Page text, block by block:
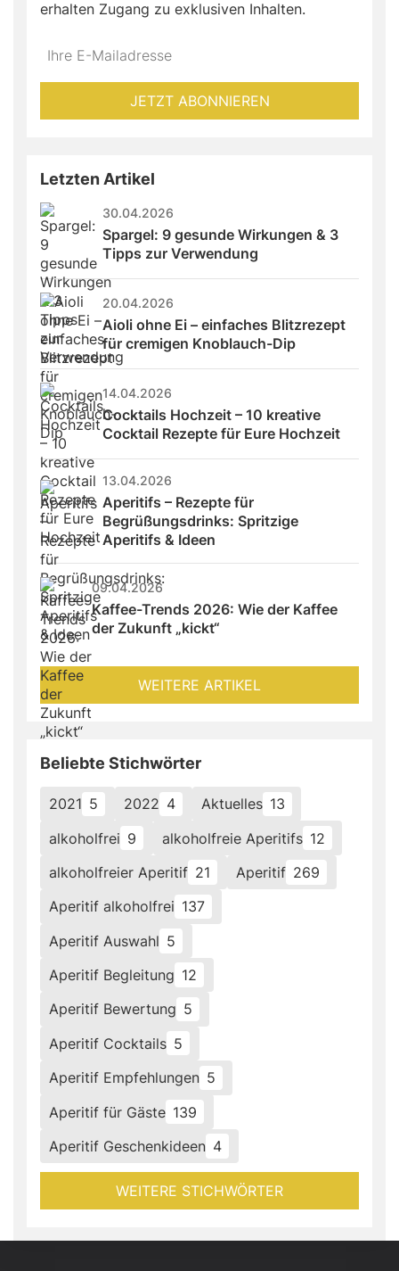
erhalten Zugang zu exklusiven Inhalten.
Do
*Ihre
JETZT ABONNIEREN
Letzten Artikel
30.04.2026
Spargel: 9 gesunde Wirkungen & 3
Tipps zur Verwendung
20.04.2026
Aioli ohne Ei – einfaches Blitzrezept
für cremigen Knoblauch-Dip
14.04.2026
Cocktails Hochzeit – 10 kreative
Cocktail Rezepte für Eure Hochzeit
13.04.2026
Aperitifs – Rezepte für
Begrüßungsdrinks: Spritzige
Aperitifs & Ideen
09.04.2026
Kaffee-Trends 2026: Wie der Kaffee
der Zukunft „kickt“
WEITERE ARTIKEL
Beliebte Stichwörter
2021 5 2022 4 Aktuelles 13
alkoholfrei 9 alkoholfreie Aperitifs 12
alkoholfreier Aperitif 21 Aperitif 269
Aperitif alkoholfrei 137
Aperitif Auswahl 5
Aperitif Begleitung 12
Aperitif Bewertung 5
Aperitif Cocktails 5
Aperitif Empfehlungen 5
Aperitif für Gäste 139
Aperitif Geschenkideen 4
WEITERE STICHWÖRTER